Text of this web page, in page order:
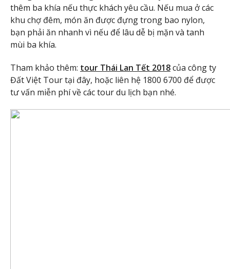
thêm ba khía nếu thực khách yêu cầu. Nếu mua ở các
khu chợ đêm, món ăn được đựng trong bao nylon,
bạn phải ăn nhanh vì nếu để lâu dễ bị mặn và tanh
mùi ba khía.
Tham khảo thêm: tour Thái Lan Tết 2018của công ty
Đất Việt Tour tại đây, hoặc liên hệ 1800 6700 để được
tư vấn miễn phí về các tour du lịch bạn nhé.